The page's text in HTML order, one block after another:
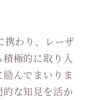
携わり、レーザ
極的に取り入
んでまいりま
な知見を活か